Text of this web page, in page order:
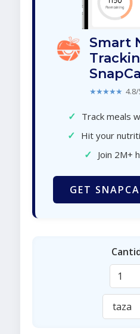
Smart
★★★★★
✓ Track meals
✓ Hit your
✓ Join 2M+
GET